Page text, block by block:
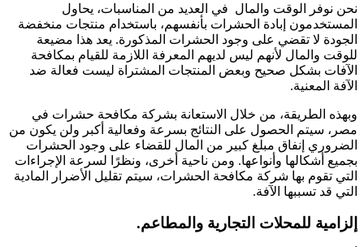
نحن نوفر الوقت والمال في العديد من المناسبات، يحاول
المستخدمون إبادة الحشرات بأنفسهم، باستخدام منتجات منخفضة
الجودة لا تقضي على وجود الحشرات المذكورة. يعد هذا مضيعة
للوقت والمال لأنهم ليس لديهم المعرفة اللازمة للقيام بمكافحة
الآفات بشكل صحيح وبعض المنتجات المشتراة ليست فعالة ضد
الآفة المعنية.
وبهذه الطريقة، من خلال الاستعانة بشركة مكافحة حشرات في
مصر، سيتم الحصول على النتائج بسرعة وفعالية أكبر ولن يكون من
الضروري إنفاق مبلغ كبير من المال للقضاء على وجود الحشرات
بجميع أشكالها وأنواعها. ومن ناحية أخرى، ونظرًا لسرعة الإجراءات
التي تقوم بها شركة مكافحة الحشرات، سيتم تقليل الأضرار المادية
التي قد تسببها الآفة.
إلزامية للمحلات التجارية والمطاعم.